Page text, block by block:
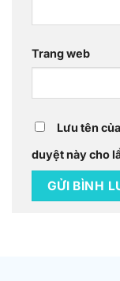
Trang web
Lưu tên
duyệt này cho